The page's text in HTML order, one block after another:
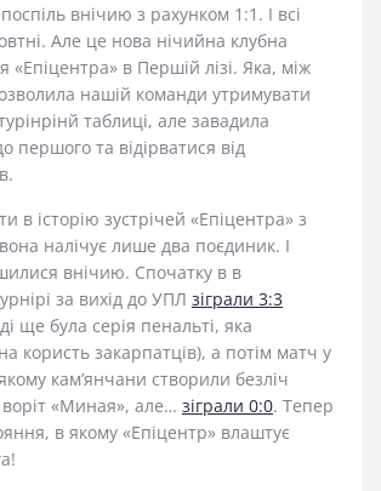
внічию з рахунком 1:1. І всі
Але це нова нічийна клубна
«Епіцентра» в Першій лізі. Яка, між
нашій команди утримувати
таблиці, але завадила
першого та відірватися від
в історію зустрічей «Епіцентра» з
налічує лише два поєдиник. І
внічию. Спочатку в в
за вихід до УПЛ зіграли 3:3
ще була серія пенальті, яка
користь закарпатців), а потім матч у
кам’янчани створили безліч
воріт «Миная», але… зіграли 0:0. Тепер
в якому «Епіцентр» влаштує